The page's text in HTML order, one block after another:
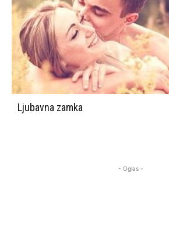
Ljubavna zamka
- Oglas -